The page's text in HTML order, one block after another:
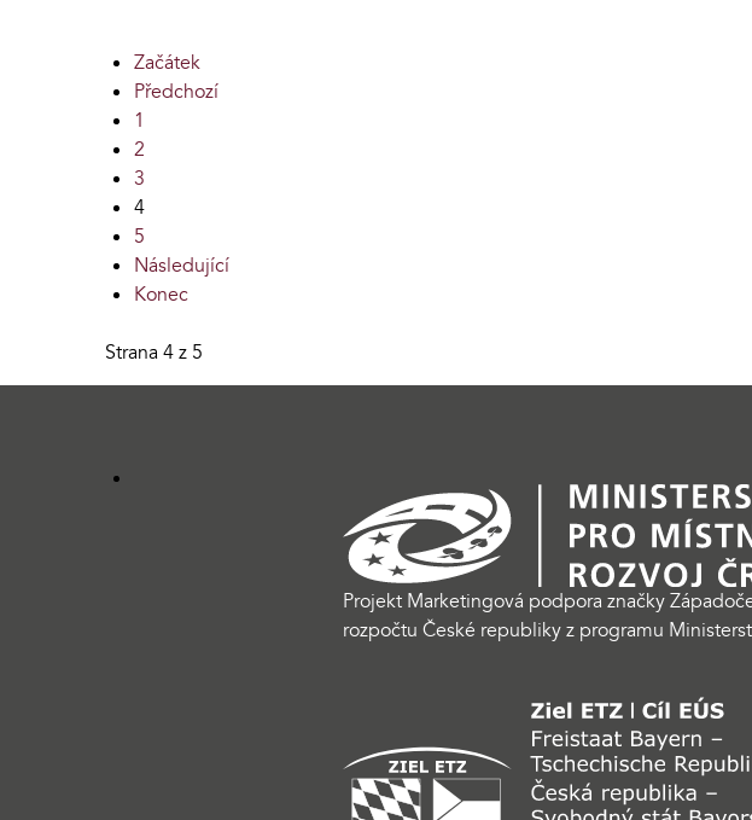
Začátek
Předchozí
1
2
3
4
5
Následující
Konec
Strana 4 z 5
Projekt Marketingová podpora značky
rozpočtu České republiky z programu